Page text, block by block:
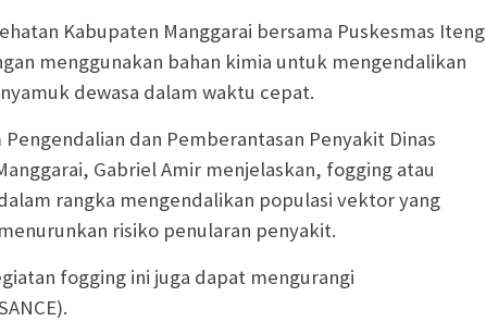
Kabupaten Manggarai bersama Puskesmas Iteng
menggunakan bahan kimia untuk mengendalikan
dewasa dalam waktu cepat.
dan Pemberantasan Penyakit Dinas
Gabriel Amir menjelaskan, fogging atau
rangka mengendalikan populasi vektor yang
risiko penularan penyakit.
fogging ini juga dapat mengurangi